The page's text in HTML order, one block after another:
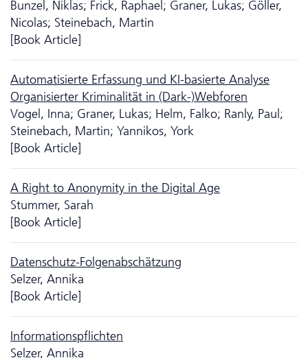
Bunzel, Niklas; Frick, Raphael; Graner, Lukas; Göller,
Nicolas; Steinebach, Martin
[Book Article]
Automatisierte Erfassung und KI-basierte Analyse
Organisierter Kriminalität in (Dark-)Webforen
Vogel, Inna; Graner, Lukas; Helm, Falko; Ranly, Paul;
Steinebach, Martin; Yannikos, York
[Book Article]
A Right to Anonymity in the Digital Age
Stummer, Sarah
[Book Article]
Da­ten­schutz-Folgenabschätzung
Selzer, Annika
[Book Article]
Informationspflichten
Selzer, Annika